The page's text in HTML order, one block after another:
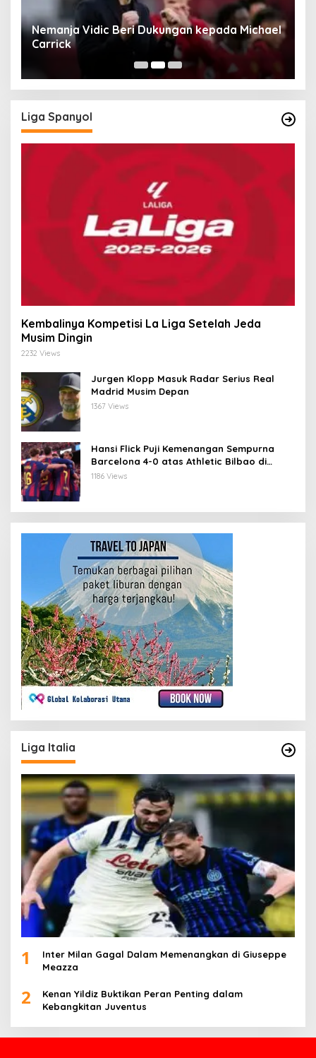
Nemanja Vidic Beri Dukungan kepada Michael
Carrick
Liga Spanyol
Kembalinya Kompetisi La Liga Setelah Jeda
Musim Dingin
2232 Views
Jurgen Klopp Masuk Radar Serius Real
Madrid Musim Depan
1367 Views
Hansi Flick Puji Kemenangan Sempurna
Barcelona 4-0 atas Athletic Bilbao di
Stadium Baru Camp Nou
1186 Views
Liga Italia
1
Inter Milan Gagal Dalam Memenangkan di Giuseppe
Meazza
2
Kenan Yildiz Buktikan Peran Penting dalam
Kebangkitan Juventus